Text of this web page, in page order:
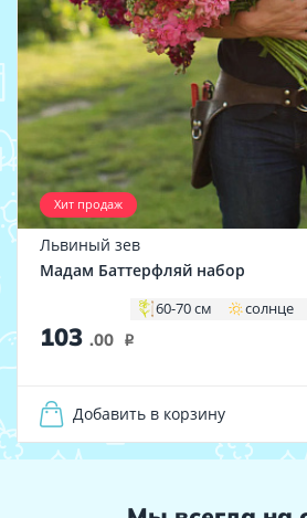
Хит продаж
Львиный зев
Мадам Баттерфляй набор
60-70 см солнце
103 .00 i
Добавить в корзину